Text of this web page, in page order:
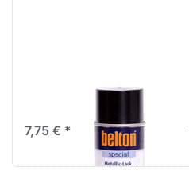
Lackspray 400ml
7,75 € *